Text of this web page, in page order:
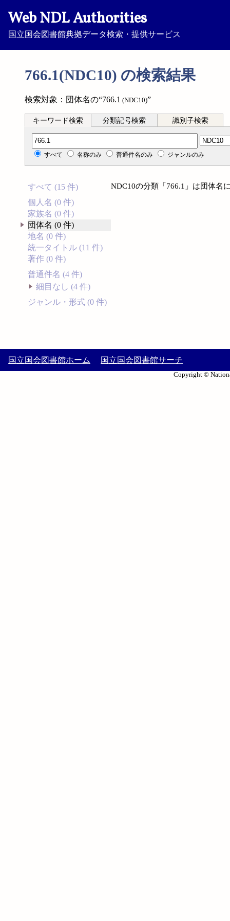
Web NDL Authorities
国立国会図書館典拠データ検索・提供サービス
766.1(NDC10) の検索結果
検索対象：団体名の“766.1 (NDC10)”
キーワード検索 分類記号検索 識別子検索
分類記号検索
すべて 名称のみ 普通件名のみ ジャンルのみ
すべて (15 件)
個人名 (0 件)
家族名 (0 件)
団体名 (0 件)
地名 (0 件)
統一タイトル (11 件)
著作 (0 件)
普通件名 (4 件)
細目なし (4 件)
ジャンル・形式 (0 件)
NDC10の分類「766.1」は団体名
国立国会図書館ホーム 国立国会図書館サーチ
Copyright ©